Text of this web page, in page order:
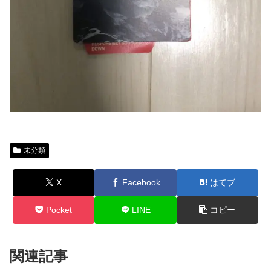
未分類
X Facebook はてブ
Pocket LINE コピー
関連記事